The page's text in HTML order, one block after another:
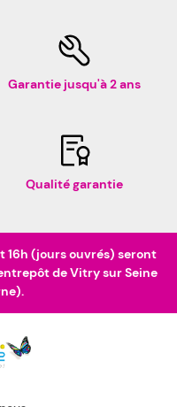
Garantie jusqu'à 2 ans
Qualité garantie
16h (jours ouvrés) seront
de Vitry sur Seine